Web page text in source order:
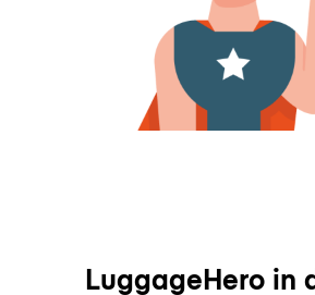
LuggageHero in